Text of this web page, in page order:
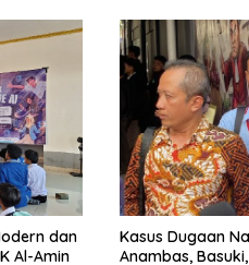
dan
Al-Amin
Kasus Dugaan
Anambas, Basuki,